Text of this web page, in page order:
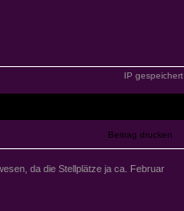
IP gespeichert
da die Stellplätze ja ca. Februar